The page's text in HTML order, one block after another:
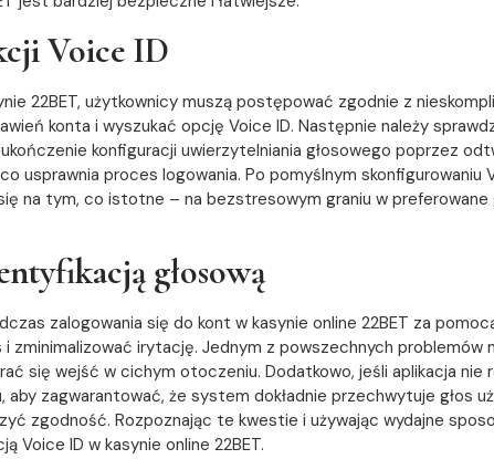
Voice ID
22BET, użytkownicy muszą postępować zgodnie z
konta i wyszukać opcję Voice ID. Następnie należy
konfiguracji uwierzytelniania głosowego poprzez
usprawnia proces logowania. Po pomyślnym skonfigurowaniu
na tym, co istotne – na bezstresowym graniu w preferowane
głosową
zalogowania się do kont w kasynie online 22BET za
irytację. Jednym z powszechnych problemów
się wejść w cichym otoczeniu. Dodatkowo, jeśli aplikacja nie
zagwarantować, że system dokładnie przechwytuje głos
zgodność. Rozpoznając te kwestie i używając wydajne
Voice ID w kasynie online 22BET.